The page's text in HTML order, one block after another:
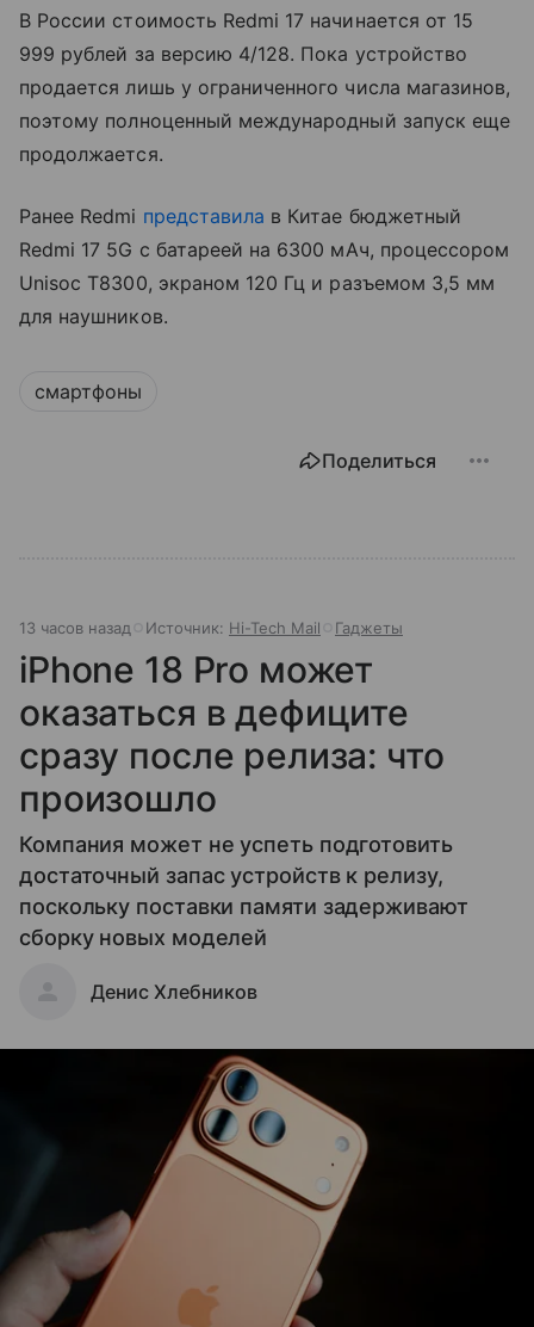
В России стоимость Redmi 17 начинается от 15
999 рублей за версию 4/128. Пока устройство
продается лишь у ограниченного числа магазинов,
поэтому полноценный международный запуск еще
продолжается.
Ранее Redmi представила в Китае бюджетный
Redmi 17 5G с батареей на 6300 мАч, процессором
Unisoc T8300, экраном 120 Гц и разъемом 3,5 мм
для наушников.
смартфоны
Поделиться
13 часов назад Источник: Hi-Tech Mail Гаджеты
iPhone 18 Pro может
оказаться в дефиците
сразу после релиза: что
произошло
Компания может не успеть подготовить
достаточный запас устройств к релизу,
поскольку поставки памяти задерживают
сборку новых моделей
Денис Хлебников